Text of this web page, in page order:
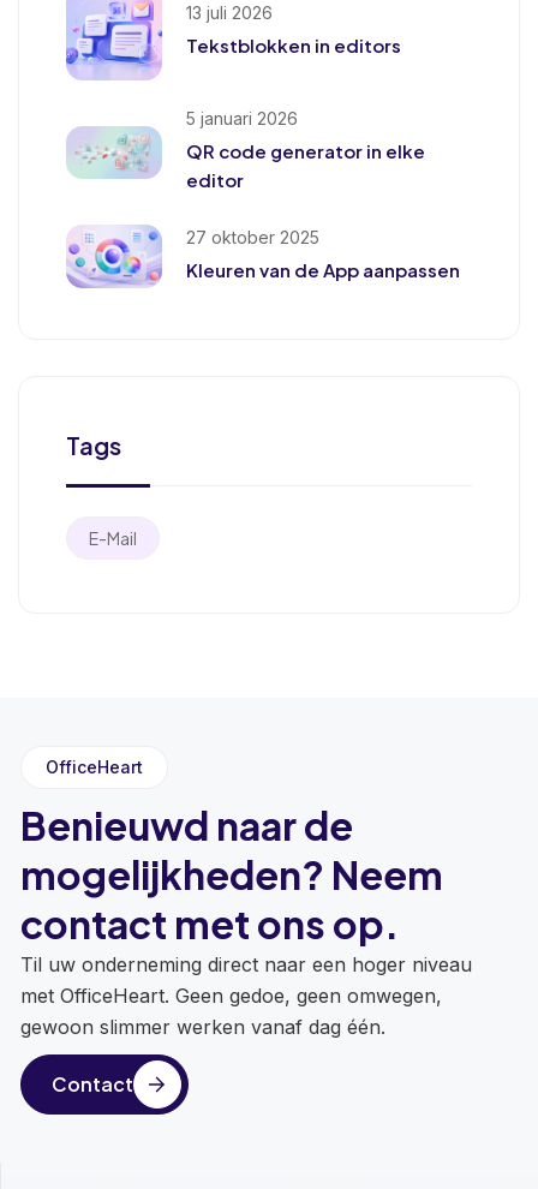
13 juli 2026
Tekstblokken in editors
5 januari 2026
QR code generator in elke
editor
27 oktober 2025
Kleuren van de App aanpassen
Tags
E-Mail
OfficeHeart
Benieuwd naar de
mogelijkheden? Neem
contact met ons op.
Til uw onderneming direct naar een hoger niveau
met OfficeHeart. Geen gedoe, geen omwegen,
gewoon slimmer werken vanaf dag één.
Contact